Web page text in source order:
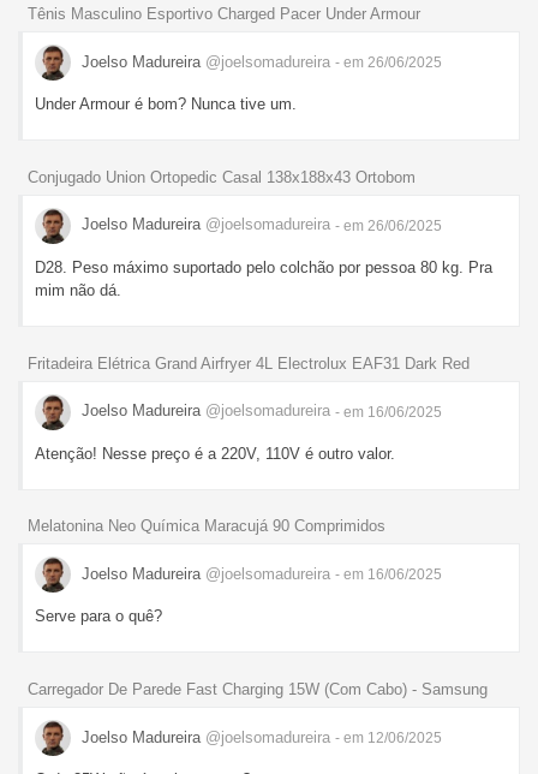
Tênis Masculino Esportivo Charged Pacer Under Armour
Joelso Madureira @joelsomadureira - em 26/06/2025
Under Armour é bom? Nunca tive um.
Conjugado Union Ortopedic Casal 138x188x43 Ortobom
Joelso Madureira @joelsomadureira - em 26/06/2025
D28. Peso máximo suportado pelo colchão por pessoa 80 kg. Pra
mim não dá.
Fritadeira Elétrica Grand Airfryer 4L Electrolux EAF31 Dark Red
Joelso Madureira @joelsomadureira - em 16/06/2025
Atenção! Nesse preço é a 220V, 110V é outro valor.
Melatonina Neo Química Maracujá 90 Comprimidos
Joelso Madureira @joelsomadureira - em 16/06/2025
Serve para o quê?
Carregador De Parede Fast Charging 15W (Com Cabo) - Samsung
Joelso Madureira @joelsomadureira - em 12/06/2025